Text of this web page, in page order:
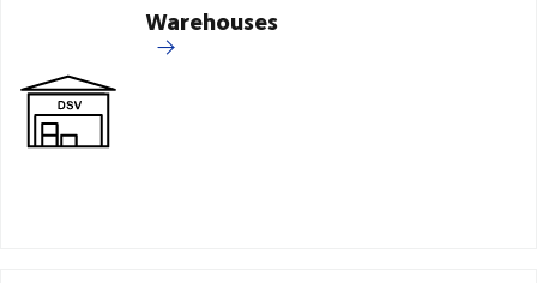
Warehouses